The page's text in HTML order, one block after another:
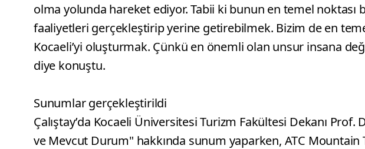
olma yolunda hareket ediyor. Tabii ki bunun en temel noktası
faaliyetleri gerçekleştirip yerine getirebilmek. Bizim de en
Kocaeli’yi oluşturmak. Çünkü en önemli olan unsur insana
diye konuştu.
Sunumlar gerçekleştirildi
Çalıştay’da Kocaeli Üniversitesi Turizm Fakültesi Dekanı Prof.
ve Mevcut Durum" hakkında sunum yaparken, ATC